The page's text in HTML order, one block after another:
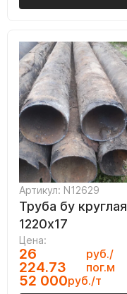
Артикул: N12629
Труба бу круглая
1220х17
Цена:
26
224.73
руб./
пог.м
52 000руб./т